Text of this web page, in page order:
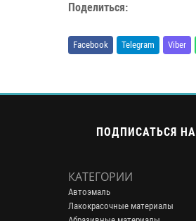
Поделиться:
Facebook Telegram Viber
ПОДПИСАТЬСЯ
КАТЕГОРИИ
Автоэмаль
Лакокрасочные материалы